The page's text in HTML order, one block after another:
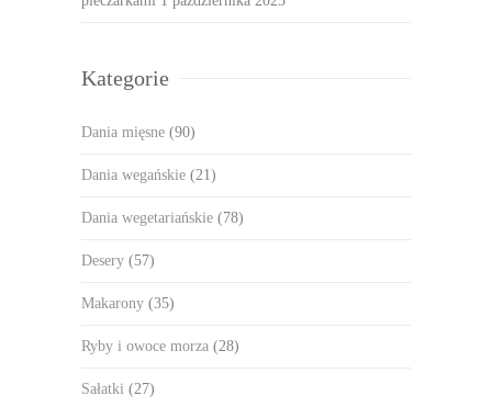
Kategorie
Dania mięsne (90)
Dania wegańskie (21)
Dania wegetariańskie (78)
Desery (57)
Makarony (35)
Ryby i owoce morza (28)
Sałatki (27)